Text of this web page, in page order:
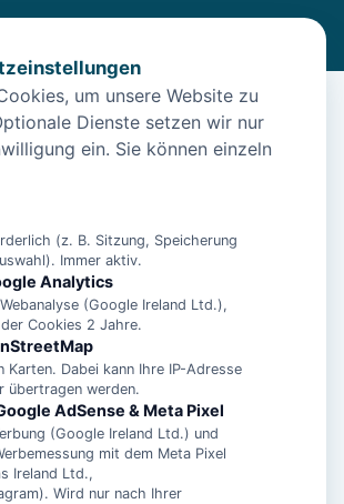
/
Inselhus für 4 Personen
Ferienwohnung
4 Personen
um unsere Website zu
Dienste setzen wir nur
ein. Sie können einzeln
(z. B. Sitzung, Speicherung
Immer aktiv.
Analytics
(Google Ireland Ltd.),
Cookies 2 Jahre.
Karten. Dabei kann Ihre IP-Adresse
übertragen werden.
AdSense & Meta Pixel
(Google Ireland Ltd.) und
mit dem Meta Pixel
Ireland Ltd.,
Wird nur nach Ihrer